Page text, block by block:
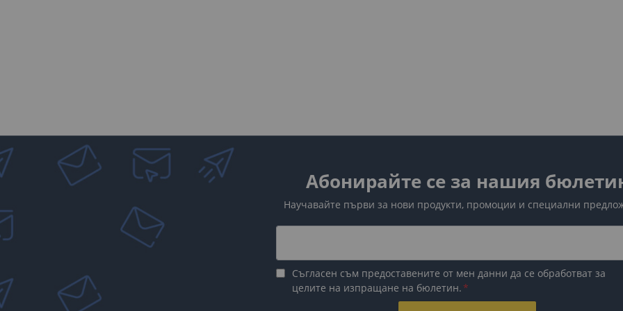
Абонирайте се за нашия
Научавайте първи за нови продукти, промоции и специални
Съгласен съм предоставените от мен данни да се обработват за
целите на изпращане на бюлетин.